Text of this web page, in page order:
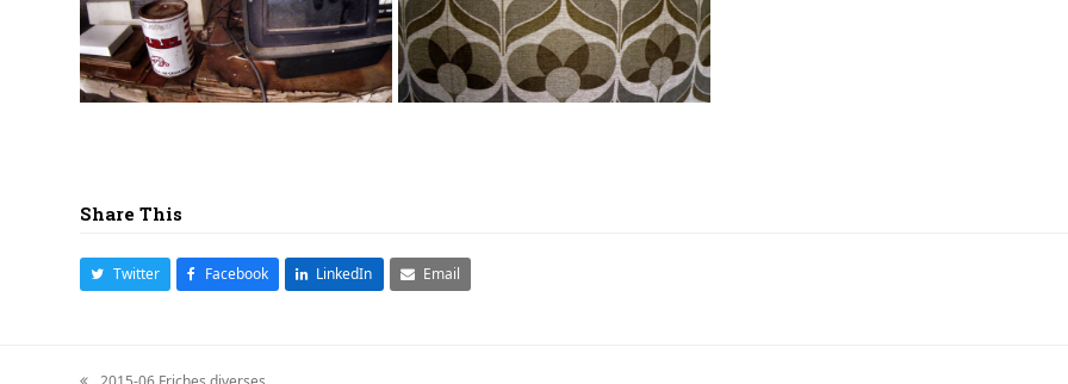
Share This
Twitter Facebook LinkedIn Email